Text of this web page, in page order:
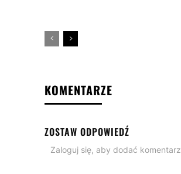
KOMENTARZE
ZOSTAW ODPOWIEDŹ
Zaloguj się, aby dodać komentarz